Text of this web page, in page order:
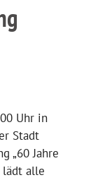
Uhr in
Stadt
„60 Jahre
lädt alle